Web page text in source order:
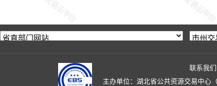
联系我们
主办单位：湖北省公共资源交易中心